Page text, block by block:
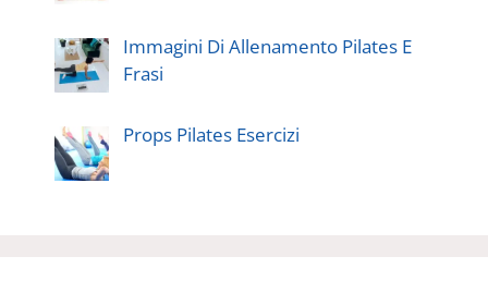
Immagini Di Allenamento Pilates E
Frasi
Props Pilates Esercizi